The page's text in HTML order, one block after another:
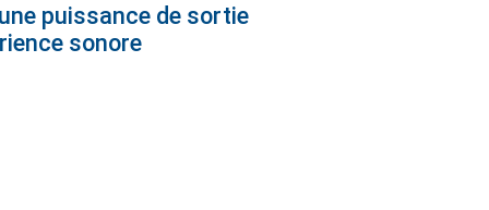
puissance de sortie
sonore